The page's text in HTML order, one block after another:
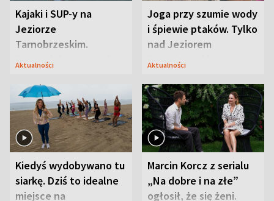
Kajaki i SUP-y na
Jeziorze
Tarnobrzeskim.
Przyrodnicy zwracają
Aktualności
Joga przy szumie wody
i śpiewie ptaków. Tylko
nad Jeziorem
Tarnobrzeskim
Aktualności
Kiedyś wydobywano tu
siarkę. Dziś to idealne
miejsce na
Marcin Korcz z serialu
„Na dobre i na złe”
ogłosił, że się żeni.